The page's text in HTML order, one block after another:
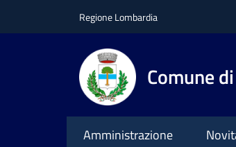
Regione Lombardia
Comune
Amministrazione